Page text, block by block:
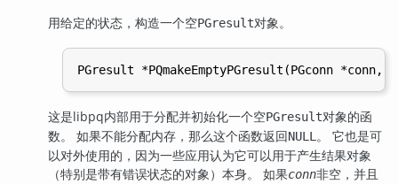
用给定的状态，构造一个空PGresult对象。
这是libpq内部用于分配并初始化一个空PGresult对象的函
数。 如果不能分配内存，那么这个函数返回NULL 。 它也是可
以对外使用的，因为一些应用认为它可以用于产生结果对象
（特别是带有错误状态的对象）本身。 如果conn非空，并且